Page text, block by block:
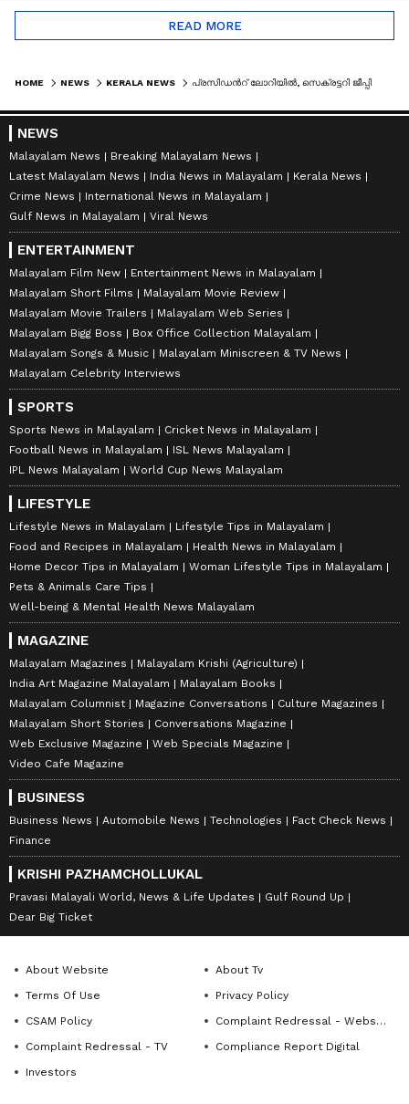
READ MORE
HOME NEWS KERALA NEWS
NEWS
Malayalam News
Breaking Malayalam News
Latest Malayalam News
India News in Malayalam
Kerala News
Crime News
International News in Malayalam
Gulf News in Malayalam
Viral News
ENTERTAINMENT
Malayalam Film New
Entertainment News in Malayalam
Malayalam Short Films
Malayalam Movie Review
Malayalam Movie Trailers
Malayalam Web Series
Malayalam Bigg Boss
Box Office Collection Malayalam
Malayalam Songs & Music
Malayalam Miniscreen & TV News
Malayalam Celebrity Interviews
SPORTS
Sports News in Malayalam
Cricket News in Malayalam
Football News in Malayalam
ISL News Malayalam
IPL News Malayalam
World Cup News Malayalam
LIFESTYLE
Lifestyle News in Malayalam
Lifestyle Tips in Malayalam
Food and Recipes in Malayalam
Health News in Malayalam
Home Decor Tips in Malayalam
Woman Lifestyle Tips in Malayalam
Pets & Animals Care Tips
Well-being & Mental Health News Malayalam
MAGAZINE
Malayalam Magazines
Malayalam Krishi (Agriculture)
India Art Magazine Malayalam
Malayalam Books
Malayalam Columnist
Magazine Conversations
Culture Magazines
Malayalam Short Stories
Conversations Magazine
Web Exclusive Magazine
Web Specials Magazine
Video Cafe Magazine
BUSINESS
Business News Automobile News Technologies
Fact Check News
Finance
KRISHI PAZHAMCHOLLUKAL
Pravasi Malayali World, News & Life Updates
Gulf Round Up
Dear Big Ticket
About Website
About Tv
Terms Of Use
Privacy Policy
CSAM Policy
Complaint Redressal - Website
Complaint Redressal - TV
Compliance Report Digital
Investors